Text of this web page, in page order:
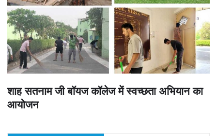
शाह सतनाम जी बॉयज कॉलेज में स्वच्छता अभियान का
आयोजन